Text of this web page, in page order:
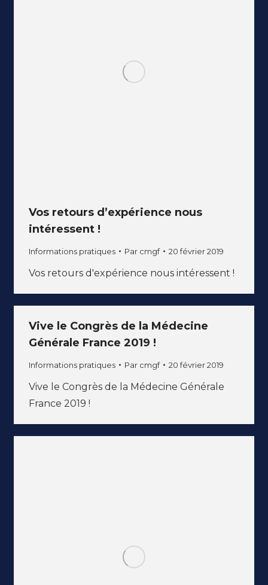
Vos retours d’expérience nous
intéressent !
Informations pratiques Par cmgf 20 février 2019
Vos retours d'expérience nous intéressent !
Vive le Congrès de la Médecine
Générale France 2019 !
Informations pratiques Par cmgf 20 février 2019
Vive le Congrès de la Médecine Générale
France 2019 !